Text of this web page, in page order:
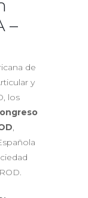
–
de
y
los
,